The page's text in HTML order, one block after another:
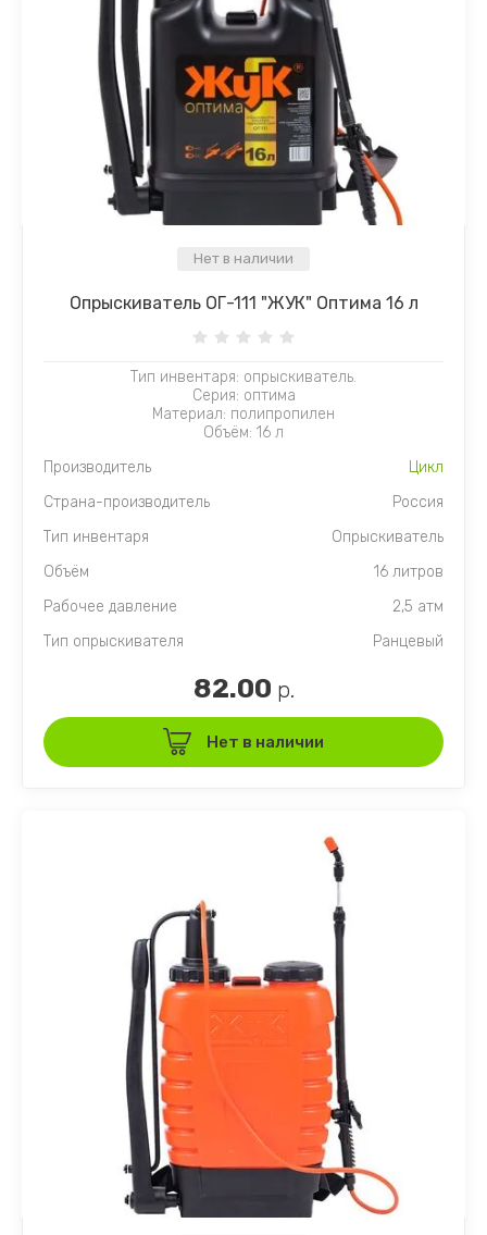
Нет в наличии
Опрыскиватель ОГ-111 "ЖУК" Оптима 16 л
Тип инвентаря: опрыскиватель.
Серия: оптима
Материал: полипропилен
Объём: 16 л
Производитель
Цикл
Страна-производитель
Россия
Тип инвентаря
Опрыскиватель
Объём
16 литров
Рабочее давление
2,5 атм
Тип опрыскивателя
Ранцевый
82.00 р.
Нет в наличии